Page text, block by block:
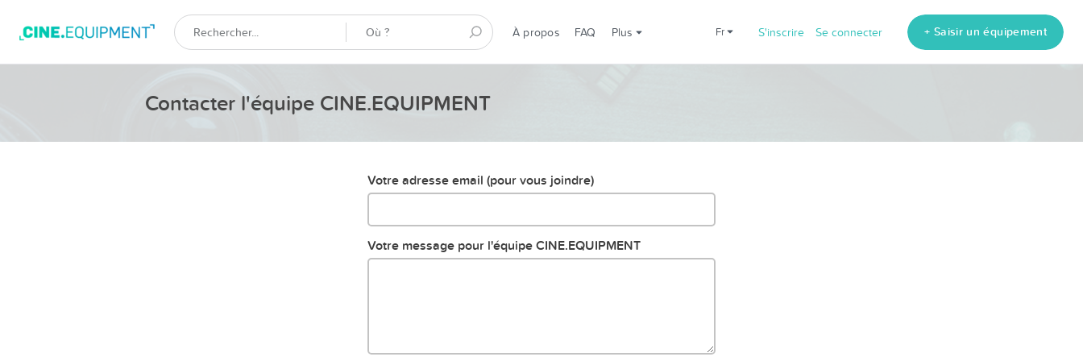
À propos FAQ Plus fr S'inscrire Se connecter + Saisir un équipement
Contacter l'équipe CINE.EQUIPMENT
Votre adresse email (pour vous joindre)
Votre message pour l'équipe CINE.EQUIPMENT